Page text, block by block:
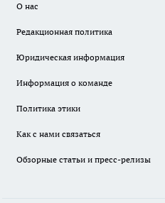
О нас
Редакционная политика
Юридическая информация
Информация о команде
Политика этики
Как с нами связаться
Обзорные статьи и пресс-релизы